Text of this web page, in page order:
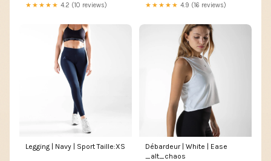
★★★★★ 4.2 (10 reviews) ★★★★★ 4.9 (16 reviews)
Legging | Navy | Sport Taille:XS
Débardeur | White | Ease
_alt_chaos